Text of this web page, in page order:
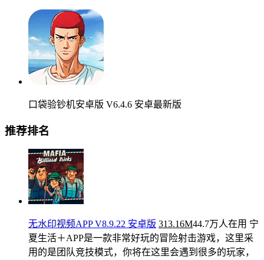
口袋验钞机安卓版 V6.4.6 安卓最新版
推荐排名
无水印视频APP V8.9.22 安卓版 313.16M44.7万人在用 宁
夏生活＋APP是一款非常好玩的冒险射击游戏，这里采
用的是团队竞技模式，你将在这里会遇到很多的玩家，